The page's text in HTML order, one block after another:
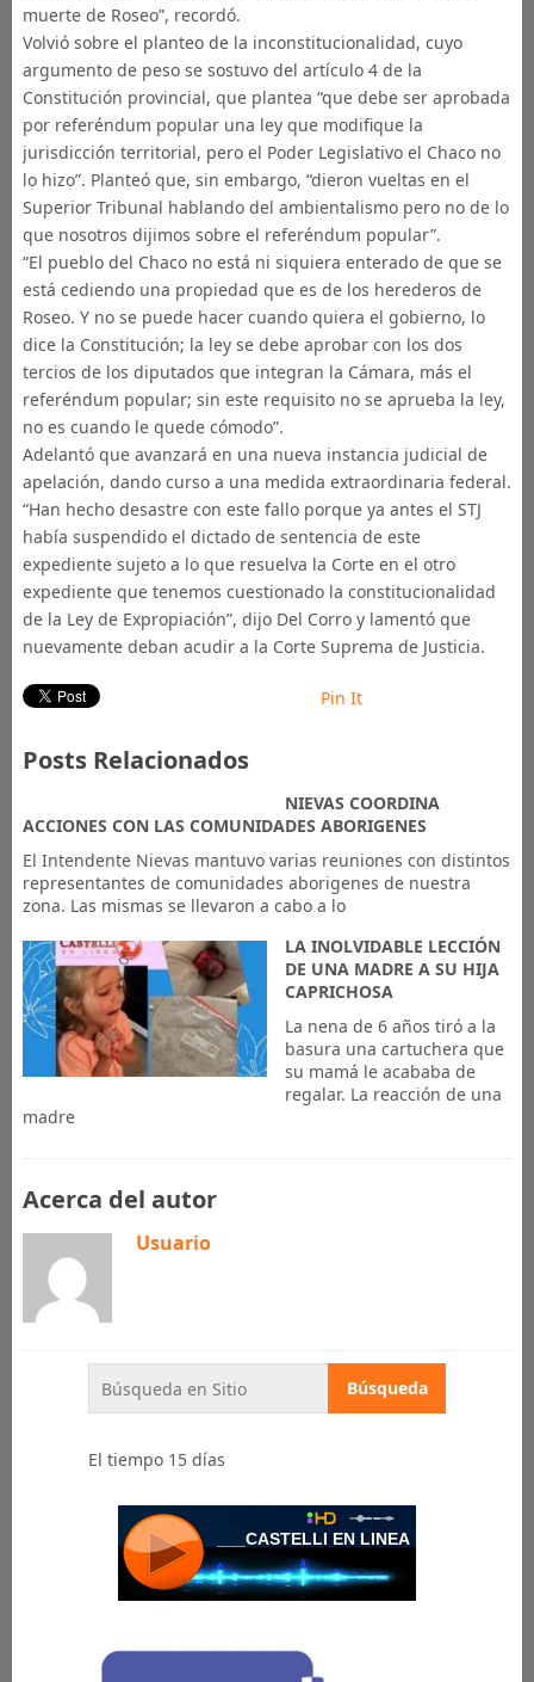
muerte de Roseo”, recordó.
Volvió sobre el planteo de la inconstitucionalidad, cuyo
argumento de peso se sostuvo del artículo 4 de la
Constitución provincial, que plantea “que debe ser aprobada
por referéndum popular una ley que modifique la
jurisdicción territorial, pero el Poder Legislativo el Chaco no
lo hizo”. Planteó que, sin embargo, “dieron vueltas en el
Superior Tribunal hablando del ambientalismo pero no de lo
que nosotros dijimos sobre el referéndum popular”.
“El pueblo del Chaco no está ni siquiera enterado de que se
está cediendo una propiedad que es de los herederos de
Roseo. Y no se puede hacer cuando quiera el gobierno, lo
dice la Constitución; la ley se debe aprobar con los dos
tercios de los diputados que integran la Cámara, más el
referéndum popular; sin este requisito no se aprueba la ley,
no es cuando le quede cómodo”.
Adelantó que avanzará en una nueva instancia judicial de
apelación, dando curso a una medida extraordinaria federal.
“Han hecho desastre con este fallo porque ya antes el STJ
había suspendido el dictado de sentencia de este
expediente sujeto a lo que resuelva la Corte en el otro
expediente que tenemos cuestionado la constitucionalidad
de la Ley de Expropiación”, dijo Del Corro y lamentó que
nuevamente deban acudir a la Corte Suprema de Justicia.
Pin It
Posts Relacionados
NIEVAS COORDINA
ACCIONES CON LAS COMUNIDADES ABORIGENES
El Intendente Nievas mantuvo varias reuniones con distintos
representantes de comunidades aborigenes de nuestra
zona. Las mismas se llevaron a cabo a lo
LA INOLVIDABLE LECCIÓN
DE UNA MADRE A SU HIJA
CAPRICHOSA
La nena de 6 años tiró a la
basura una cartuchera que
su mamá le acababa de
regalar. La reacción de una
madre
Acerca del autor
Usuario
El tiempo 15 días